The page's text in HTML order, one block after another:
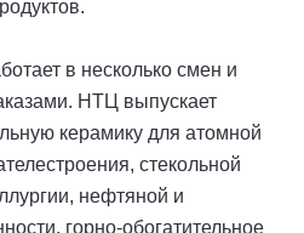
в несколько смен и
НТЦ выпускает
керамику для атомной
стекольной
нефтяной и
горно-обогатительное